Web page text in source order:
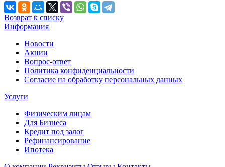
Возврат к списку
Информация
Новости
Акции
Вопрос-ответ
Политика конфиденциальности
Согласие на обработку персональных данных
Услуги
Физическим лицам
Для Бизнеса
Кредит под залог
Рефинансирование
Ипотека